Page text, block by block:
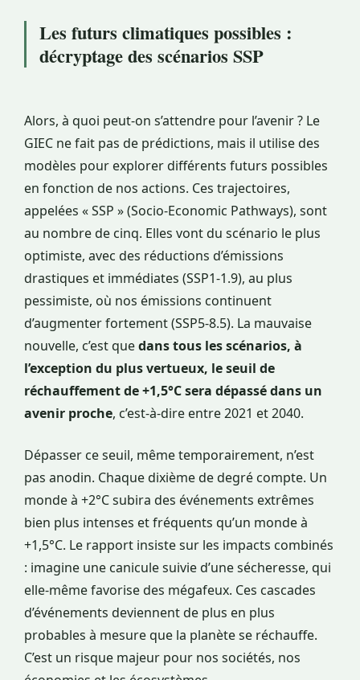
Les futurs climatiques possibles :
décryptage des scénarios SSP
Alors, à quoi peut-on s’attendre pour l’avenir ? Le
GIEC ne fait pas de prédictions, mais il utilise des
modèles pour explorer différents futurs possibles
en fonction de nos actions. Ces trajectoires,
appelées « SSP » (Socio-Economic Pathways), sont
au nombre de cinq. Elles vont du scénario le plus
optimiste, avec des réductions d’émissions
drastiques et immédiates (SSP1-1.9), au plus
pessimiste, où nos émissions continuent
d’augmenter fortement (SSP5-8.5). La mauvaise
nouvelle, c’est quedans tous les scénarios, à
l’exception du plus vertueux, le seuil de
réchauffement de +1,5°C sera dépassé dans un
avenir proche, c’est-à-dire entre 2021 et 2040.
Dépasser ce seuil, même temporairement, n’est
pas anodin. Chaque dixième de degré compte. Un
monde à +2°C subira des événements extrêmes
bien plus intenses et fréquents qu’un monde à
+1,5°C. Le rapport insiste sur les impacts combinés
: imagine une canicule suivie d’une sécheresse, qui
elle-même favorise des mégafeux. Ces cascades
d’événements deviennent de plus en plus
probables à mesure que la planète se réchauffe.
C’est un risque majeur pour nos sociétés, nos